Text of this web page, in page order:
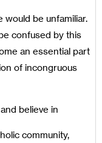
be unfamiliar.
confused by this
an essential part
of incongruous
believe in
community,